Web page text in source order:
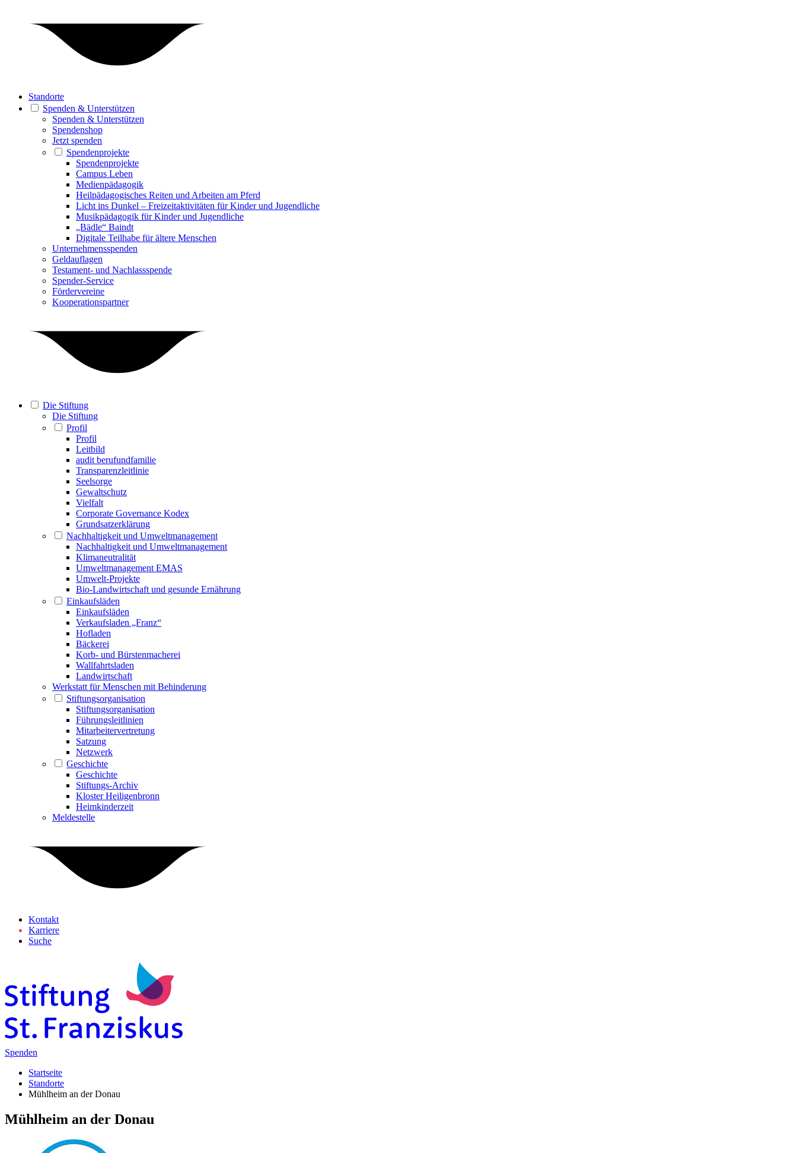
Standorte
Spenden & Unterstützen
Spenden & Unterstützen
Spendenshop
Jetzt spenden
Spendenprojekte
Spendenprojekte
Campus Leben
Medienpädagogik
Heilpädagogisches Reiten und Arbeiten am Pferd
Licht ins Dunkel – Freizeitaktivitäten für Kinder und Jugendliche
Musikpädagogik für Kinder und Jugendliche
„Bädle“ Baindt
Digitale Teilhabe für ältere Menschen
Unternehmensspenden
Geldauflagen
Testament- und Nachlassspende
Spender-Service
Fördervereine
Kooperationspartner
Die Stiftung
Die Stiftung
Profil
Profil
Leitbild
audit berufundfamilie
Transparenzleitlinie
Seelsorge
Gewaltschutz
Vielfalt
Corporate Governance Kodex
Grundsatzerklärung
Nachhaltigkeit und Umweltmanagement
Nachhaltigkeit und Umweltmanagement
Klimaneutralität
Umweltmanagement EMAS
Umwelt-Projekte
Bio-Landwirtschaft und gesunde Ernährung
Einkaufsläden
Einkaufsläden
Verkaufsladen „Franz“
Hofladen
Bäckerei
Korb- und Bürstenmacherei
Wallfahrtsladen
Landwirtschaft
Werkstatt für Menschen mit Behinderung
Stiftungsorganisation
Stiftungsorganisation
Führungsleitlinien
Mitarbeitervertretung
Satzung
Netzwerk
Geschichte
Geschichte
Stiftungs-Archiv
Kloster Heiligenbronn
Heimkinderzeit
Meldestelle
Kontakt
Karriere
Suche
Spenden
Startseite
Standorte
Mühlheim an der Donau
Mühlheim an der Donau